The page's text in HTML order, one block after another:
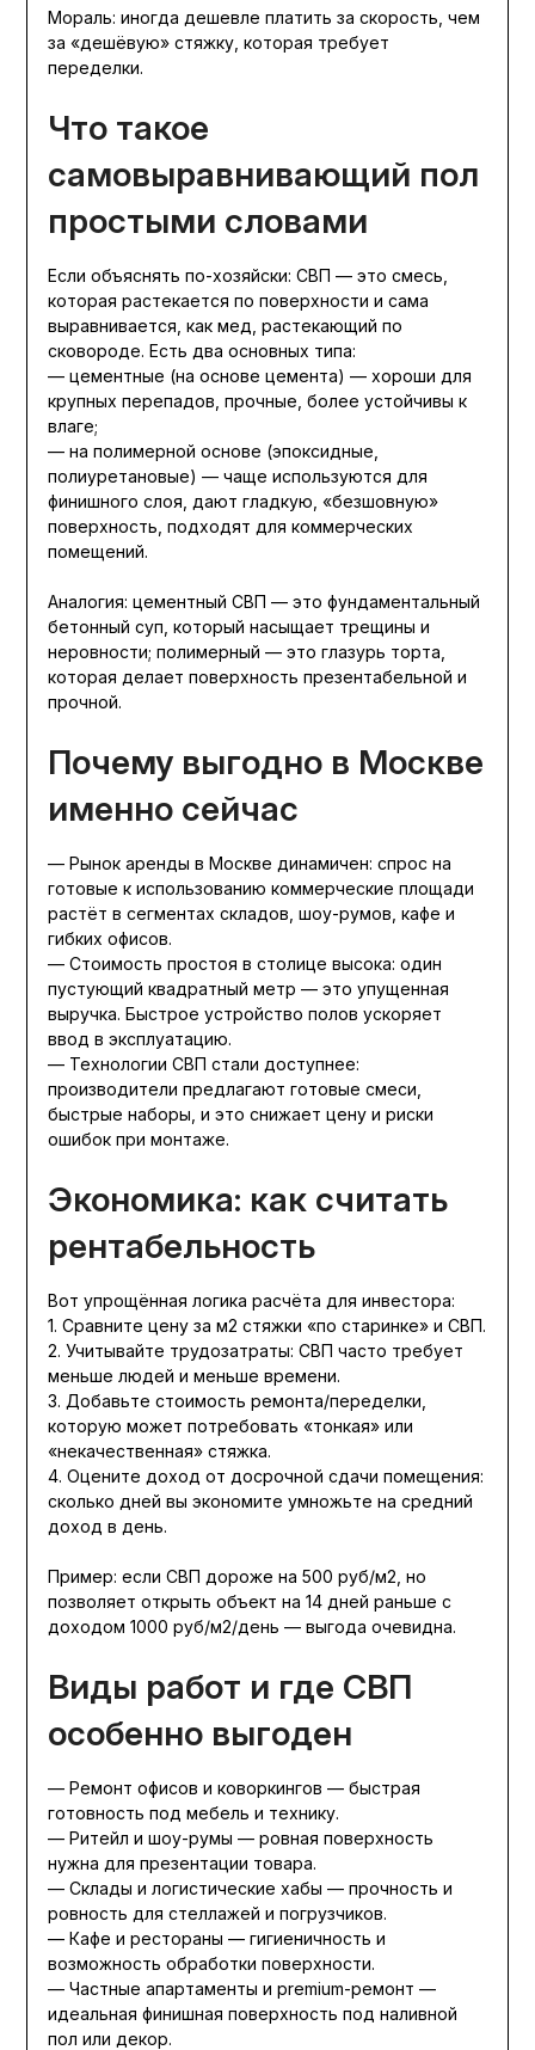
Мораль: иногда дешевле платить за скорость, чем
за «дешёвую» стяжку, которая требует
переделки.
Что такое
самовыравнивающий пол
простыми словами
Если объяснять по-хозяйски: СВП — это смесь,
которая растекается по поверхности и сама
выравнивается, как мед, растекающий по
сковороде. Есть два основных типа:
— цементные (на основе цемента) — хороши для
крупных перепадов, прочные, более устойчивы к
влаге;
— на полимерной основе (эпоксидные,
полиуретановые) — чаще используются для
финишного слоя, дают гладкую, «безшовную»
поверхность, подходят для коммерческих
помещений.
Аналогия: цементный СВП — это фундаментальный
бетонный суп, который насыщает трещины и
неровности; полимерный — это глазурь торта,
которая делает поверхность презентабельной и
прочной.
Почему выгодно в Москве
именно сейчас
— Рынок аренды в Москве динамичен: спрос на
готовые к использованию коммерческие площади
растёт в сегментах складов, шоу-румов, кафе и
гибких офисов.
— Стоимость простоя в столице высока: один
пустующий квадратный метр — это упущенная
выручка. Быстрое устройство полов ускоряет
ввод в эксплуатацию.
— Технологии СВП стали доступнее:
производители предлагают готовые смеси,
быстрые наборы, и это снижает цену и риски
ошибок при монтаже.
Экономика: как считать
рентабельность
Вот упрощённая логика расчёта для инвестора:
1. Сравните цену за м2 стяжки «по старинке» и СВП.
2. Учитывайте трудозатраты: СВП часто требует
меньше людей и меньше времени.
3. Добавьте стоимость ремонта/переделки,
которую может потребовать «тонкая» или
«некачественная» стяжка.
4. Оцените доход от досрочной сдачи помещения:
сколько дней вы экономите умножьте на средний
доход в день.
Пример: если СВП дороже на 500 руб/м2, но
позволяет открыть объект на 14 дней раньше с
доходом 1000 руб/м2/день — выгода очевидна.
Виды работ и где СВП
особенно выгоден
— Ремонт офисов и коворкингов — быстрая
готовность под мебель и технику.
— Ритейл и шоу-румы — ровная поверхность
нужна для презентации товара.
— Склады и логистические хабы — прочность и
ровность для стеллажей и погрузчиков.
— Кафе и рестораны — гигиеничность и
возможность обработки поверхности.
— Частные апартаменты и premium-ремонт —
идеальная финишная поверхность под наливной
пол или декор.